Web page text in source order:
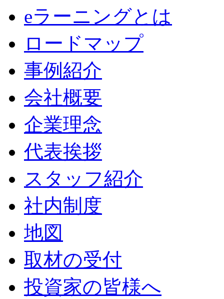
eラーニングとは
ロードマップ
事例紹介
会社概要
企業理念
代表挨拶
スタッフ紹介
社内制度
地図
取材の受付
投資家の皆様へ